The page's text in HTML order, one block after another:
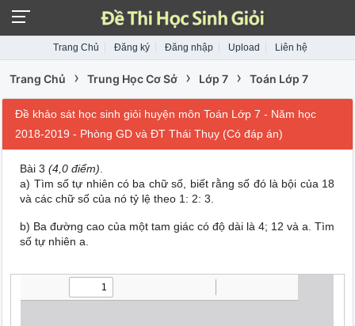
Trang Chủ Đăng ký Đăng nhập Upload Liên hệ
Trang Chủ › Trung Học Cơ Sở › Lớp 7 › Toán Lớp 7
Đề khảo sát học sinh giỏi huyện môn Toán Lớp 7 - Năm học
2018-2019 - Phòng GD và ĐT Thái Thụy (Có đáp án)
Bài 3(4,0 điểm)
a) Tìm số tự nhiên có ba chữ số, biết rằng số đó là bội của 18
và các chữ số của nó tỷ lệ theo 1: 2: 3.
b) Ba đường cao của một tam giác có độ dài là 4; 12 và a. Tìm
số tự nhiên a.